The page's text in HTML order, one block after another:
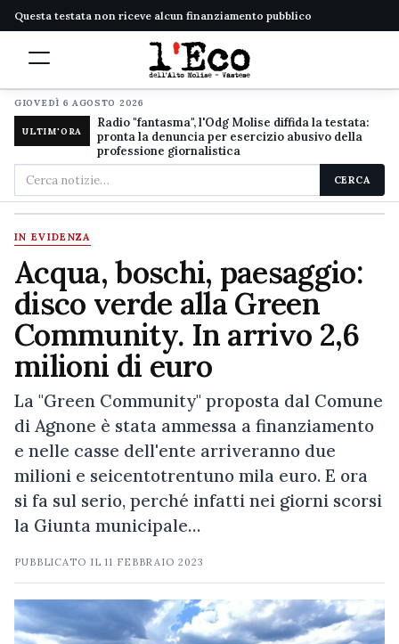
Questa testata non riceve alcun finanziamento pubblico
GIOVEDÌ 6 AGOSTO 2026
ULTIM'ORA
Radio "fantasma", l'Odg Molise diffida la testata:
pronta la denuncia per esercizio abusivo della
professione giornalistica
Cerca
nel
sito
CERCA
IN EVIDENZA
Acqua, boschi, paesaggio:
disco verde alla Green
Community. In arrivo 2,6
milioni di euro
La "Green Community" proposta dal Comune
di Agnone è stata ammessa a finanziamento
e nelle casse dell'ente arriveranno due
milioni e seicentotrentuno mila euro. E ora
si fa sul serio, perché infatti nei giorni scorsi
la Giunta municipale…
PUBBLICATO IL11 FEBBRAIO 2023